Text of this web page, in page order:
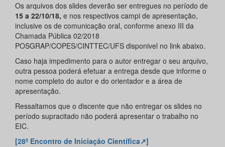
Os arquivos dos slides deverão ser entregues no período de
15 a 22/10/18, e nos respectivos campi de apresentação,
inclusive os de comunicação oral, conforme anexo III da
Chamada Pública 02/2018
POSGRAP/COPES/CINTTEC/UFS disponivel no link abaixo.
Caso haja impedimento para o autor entregar o seu arquivo,
outra pessoa poderá efetuar a entrega desde que informe o
nome completo do autor e do orientador e a área de
apresentação.
Ressaltamos que o discente que não entregar os slides no
período supracitado não poderá apresentar o trabalho no
EIC.
[28º Encontro de Iniciação Científica↗]